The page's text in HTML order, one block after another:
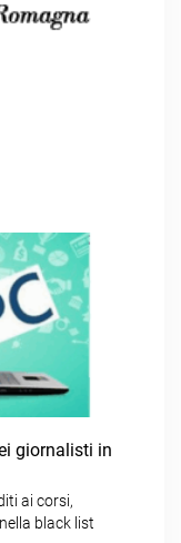
giornalisti in
ai corsi,
black list